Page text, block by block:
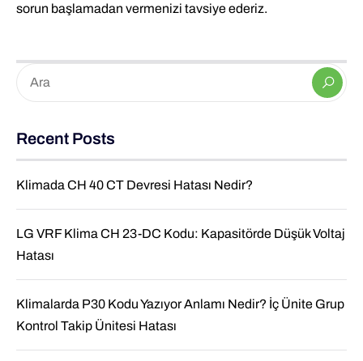
sorun başlamadan vermenizi tavsiye ederiz.
Recent Posts
Klimada CH 40 CT Devresi Hatası Nedir?
LG VRF Klima CH 23-DC Kodu: Kapasitörde Düşük Voltaj
Hatası
Klimalarda P30 Kodu Yazıyor Anlamı Nedir? İç Ünite Grup
Kontrol Takip Ünitesi Hatası